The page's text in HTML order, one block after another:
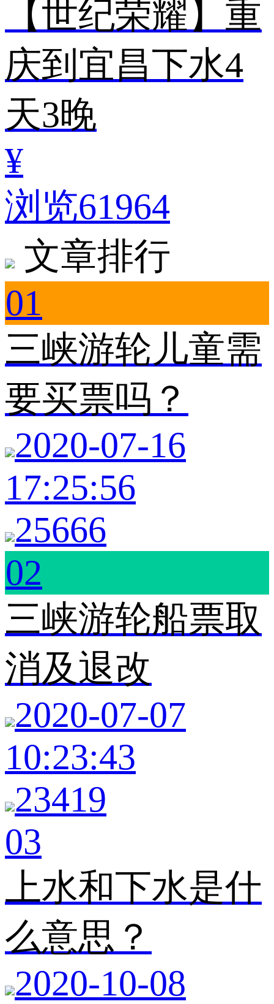
【世纪荣耀】重
庆到宜昌下水4
天3晚
¥
浏览61964
文章排行
01
三峡游轮儿童需
要买票吗？
2020-07-16
17:25:56
25666
02
三峡游轮船票取
消及退改
2020-07-07
10:23:43
23419
03
上水和下水是什
么意思？
2020-10-08